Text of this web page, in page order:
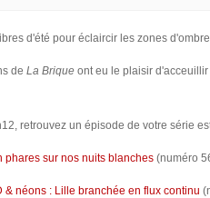
d'été pour éclaircir les zones
de La Brique ont eu le plaisir
retrouvez un épisode de votre série
phares sur nos nuits blanches (numéro
& néons : Lille branchée en flux continu